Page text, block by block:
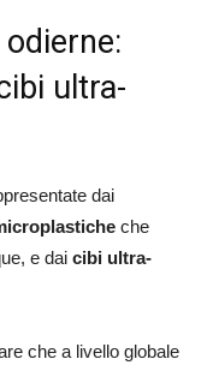
ultra-
dai
che
e dai cibi ultra-
che a livello globale